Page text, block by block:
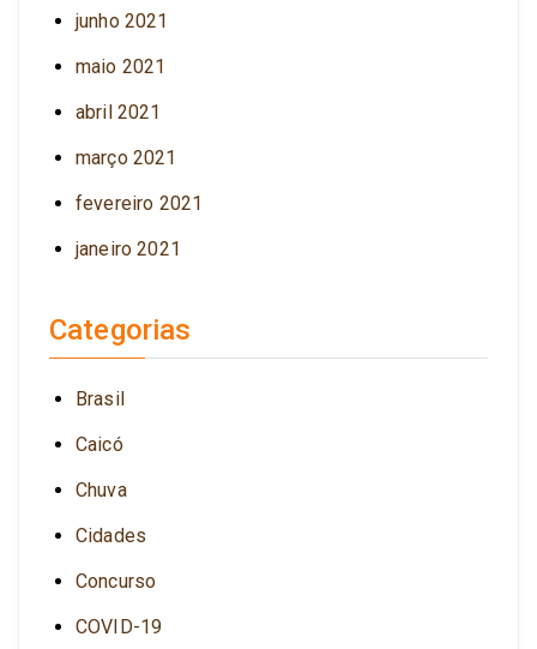
junho 2021
maio 2021
abril 2021
março 2021
fevereiro 2021
janeiro 2021
Categorias
Brasil
Caicó
Chuva
Cidades
Concurso
COVID-19